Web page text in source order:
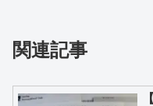
関連記事